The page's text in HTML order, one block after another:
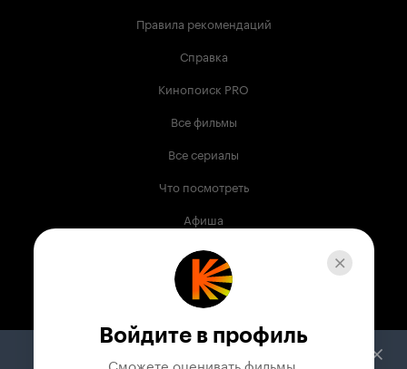
Правила рекомендаций
Справка
Кинопоиск PRO
Все фильмы
Все сериалы
Что посмотреть
Афиша
Музыка
Телепрограмма
Служба поддержки
Войдите в профиль
Сможете оценивать фильмы,